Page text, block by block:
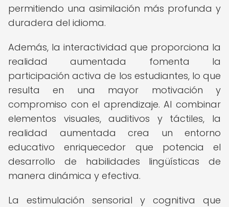
permitiendo una asimilación más profunda y
duradera del idioma.
Además, la interactividad que proporciona la
realidad aumentada fomenta la
participación activa de los estudiantes, lo que
resulta en una mayor motivación y
compromiso con el aprendizaje. Al combinar
elementos visuales, auditivos y táctiles, la
realidad aumentada crea un entorno
educativo enriquecedor que potencia el
desarrollo de habilidades lingüísticas de
manera dinámica y efectiva.
La estimulación sensorial y cognitiva que